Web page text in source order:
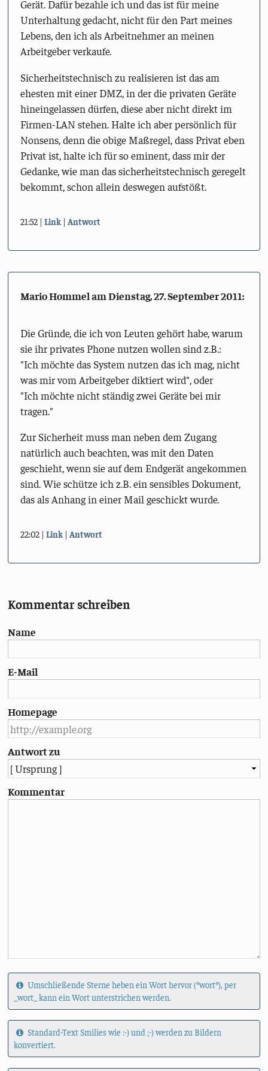
Gerät. Dafür bezahle ich und das ist für meine
Unterhaltung gedacht, nicht für den Part meines
Lebens, den ich als Arbeitnehmer an meinen
Arbeitgeber verkaufe.
Sicherheitstechnisch zu realisieren ist das am
ehesten mit einer DMZ, in der die privaten Geräte
hineingelassen dürfen, diese aber nicht direkt im
Firmen-LAN stehen. Halte ich aber persönlich für
Nonsens, denn die obige Maßregel, dass Privat eben
Privat ist, halte ich für so eminent, dass mir der
Gedanke, wie man das sicherheitstechnisch geregelt
bekommt, schon allein deswegen aufstößt.
21:52 Link Antwort
Mario Hommel amDienstag, 27. September 2011:
Die Gründe, die ich von Leuten gehört habe, warum
sie ihr privates Phone nutzen wollen sind z.B.:
"Ich möchte das System nutzen das ich mag, nicht
was mir vom Arbeitgeber diktiert wird", oder
"Ich möchte nicht ständig zwei Geräte bei mir
tragen."
Zur Sicherheit muss man neben dem Zugang
natürlich auch beachten, was mit den Daten
geschieht, wenn sie auf dem Endgerät angekommen
sind. Wie schütze ich z.B. ein sensibles Dokument,
das als Anhang in einer Mail geschickt wurde.
22:02 Link Antwort
Kommentar schreiben
Name
E-Mail
Homepage
Antwort zu
Kommentar
Umschließende Sterne heben ein Wort hervor (*wort*), per
_wort_ kann ein Wort unterstrichen werden.
Standard-Text Smilies wie :-) und ;-) werden zu Bildern
konvertiert.